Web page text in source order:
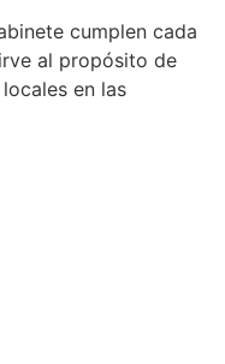
cumplen cada
al propósito de
en las